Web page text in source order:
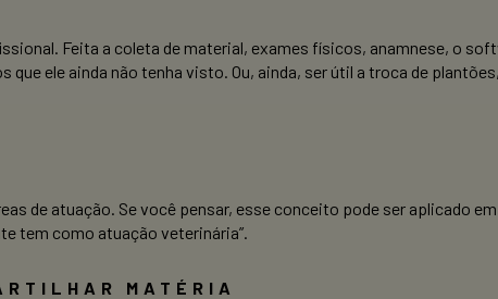
Feita a coleta de material, exames físicos, anamnese, o
ele ainda não tenha visto. Ou, ainda, ser útil a troca de
de atuação. Se você pensar, esse conceito pode ser aplicado
tem como atuação veterinária”.
MATÉRIA